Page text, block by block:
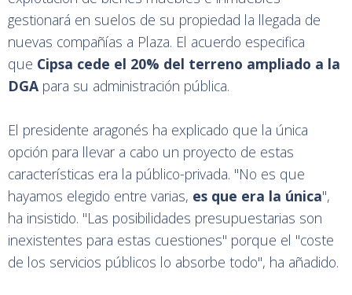
gestionará en suelos de su propiedad la llegada de
nuevas compañías a Plaza. El acuerdo especifica
que Cipsa cede el 20% del terreno ampliado a la
DGA para su administración pública.
El presidente aragonés ha explicado que la única
opción para llevar a cabo un proyecto de estas
características era la público-privada. "No es que
hayamos elegido entre varias, es que era la única",
ha insistido. "Las posibilidades presupuestarias son
inexistentes para estas cuestiones" porque el "coste
de los servicios públicos lo absorbe todo", ha añadido.